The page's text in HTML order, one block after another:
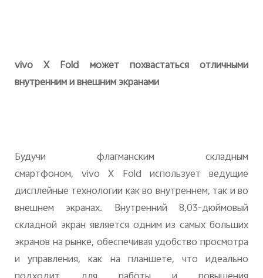
vivo X Fold может похвастаться отличными
внутренним и внешним экранами
Будучи флагманским складным
смартфоном,vivo X Fold использует ведущие
дисплейные технологии как во внутреннем, так и во
внешнем экранах. Внутренний 8,03-дюймовый
складной экран является одним из самых больших
экранов на рынке, обеспечивая удобство просмотра
и управления, как на планшете, что идеально